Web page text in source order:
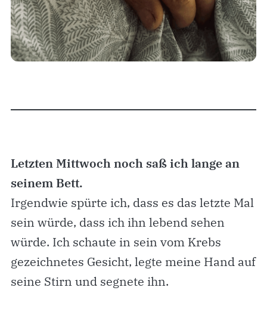
Letzten Mittwoch noch saß ich lange an
seinem Bett.
Irgendwie spürte ich, dass es das letzte Mal
sein würde, dass ich ihn lebend sehen
würde. Ich schaute in sein vom Krebs
gezeichnetes Gesicht, legte meine Hand auf
seine Stirn und segnete ihn.